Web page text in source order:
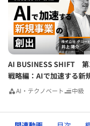
AI BUSINESS SHIFT 第
戦略編：AIで加速する新
AI・テクノベート 中級